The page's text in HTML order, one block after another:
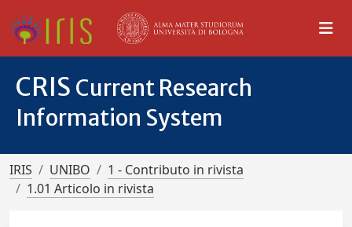
CRIS Current Research
Information System
IRIS UNIBO
1 - Contributo in rivista
1.01 Articolo in rivista